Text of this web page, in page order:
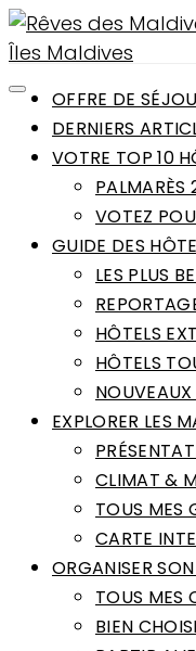
OFFRE DE
DERNIERS
VOTRE TOP 10
PALMARÈS
VOTEZ
GUIDE DES
LES PLUS
HÔTELS
HÔTELS
NOUVEAUX
EXPLORER LES
CLIMAT &
TOUS MES
CARTE
ORGANISER
TOUS MES
BIEN